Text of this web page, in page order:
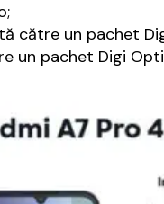
către un pachet
un pachet Digi